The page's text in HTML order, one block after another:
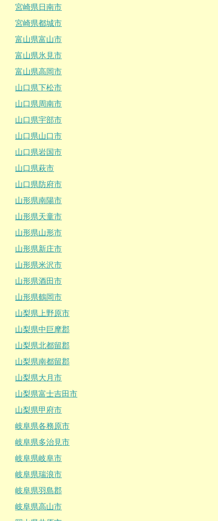
宮崎県日南市
宮崎県都城市
富山県富山市
富山県氷見市
富山県高岡市
山口県下松市
山口県周南市
山口県宇部市
山口県山口市
山口県岩国市
山口県萩市
山口県防府市
山形県南陽市
山形県天童市
山形県山形市
山形県新庄市
山形県米沢市
山形県酒田市
山形県鶴岡市
山梨県上野原市
山梨県中巨摩郡
山梨県北都留郡
山梨県南都留郡
山梨県大月市
山梨県富士吉田市
山梨県甲府市
岐阜県各務原市
岐阜県多治見市
岐阜県岐阜市
岐阜県瑞浪市
岐阜県羽島郡
岐阜県高山市